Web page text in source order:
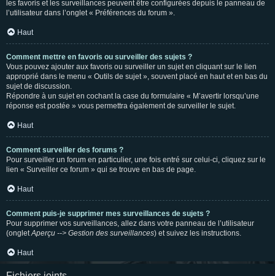
les favoris et les surveillances peuvent être configurées depuis le panneau de
l’utilisateur dans l’onglet « Préférences du forum ».
Haut
Comment mettre en favoris ou surveiller des sujets ?
Vous pouvez ajouter aux favoris ou surveiller un sujet en cliquant sur le lien
approprié dans le menu « Outils de sujet », souvent placé en haut et en bas du
sujet de discussion.
Répondre à un sujet en cochant la case du formulaire « M’avertir lorsqu’une
réponse est postée » vous permettra également de surveiller le sujet.
Haut
Comment surveiller des forums ?
Pour surveiller un forum en particulier, une fois entré sur celui-ci, cliquez sur le
lien « Surveiller ce forum » qui se trouve en bas de page.
Haut
Comment puis-je supprimer mes surveillances de sujets ?
Pour supprimer vos surveillances, allez dans votre panneau de l’utilisateur
(ongletAperçu --> Gestion des surveillances) et suivez les instructions.
Haut